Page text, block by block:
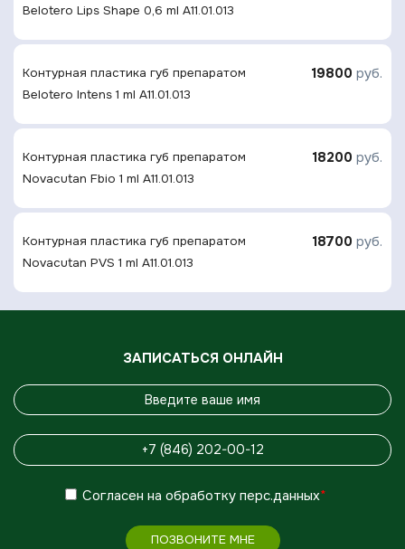
Belotero Lips Shape 0,6 ml A11.01.013
Контурная плаcтика губ препаратом
Belotero Intens 1 ml A11.01.013
19800 руб.
Контурная плаcтика губ препаратом
Novacutan Fbio 1 ml A11.01.013
18200 руб.
Контурная плаcтика губ препаратом
Novacutan PVS 1 ml A11.01.013
18700 руб.
ЗАПИСАТЬСЯ ОНЛАЙН
Согласен на обработку перс.данных*
ПОЗВОНИТЕ МНЕ